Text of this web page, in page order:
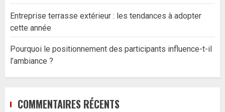
Entreprise terrasse extérieur : les tendances à adopter
cette année
Pourquoi le positionnement des participants influence-t-il
l’ambiance ?
COMMENTAIRES RÉCENTS